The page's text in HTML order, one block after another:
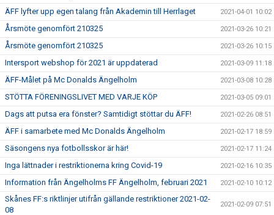
ÄFF lyfter upp egen talang från Akademin till Herrlaget 2021-04-01 10:02
Årsmöte genomfört 210325 2021-03-26 10:21
Årsmöte genomfört 210325 2021-03-26 10:15
Intersport webshop för 2021 är uppdaterad 2021-03-09 11:18
ÄFF-Målet på Mc Donalds Ängelholm 2021-03-08 10:28
STÖTTA FÖRENINGSLIVET MED VARJE KÖP 2021-03-05 09:01
Dags att putsa era fönster? Samtidigt stöttar du ÄFF! 2021-02-26 08:51
ÄFF i samarbete med Mc Donalds Ängelholm 2021-02-17 18:59
Säsongens nya fotbollsskor är här! 2021-02-17 11:24
Inga lättnader i restriktionerna kring Covid-19 2021-02-16 10:35
Information från Ängelholms FF Ängelholm, februari 2021 2021-02-10 10:12
Skånes FF:s riktlinjer utifrån gällande restriktioner 2021-02-
08
2021-02-09 07:51